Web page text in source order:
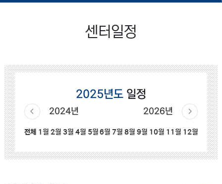
센터일정
2025년도일정
2024년 2026년
전체 1월 2월 3월 4월 5월 6월 7월 8월 9월 10월 11월 12월